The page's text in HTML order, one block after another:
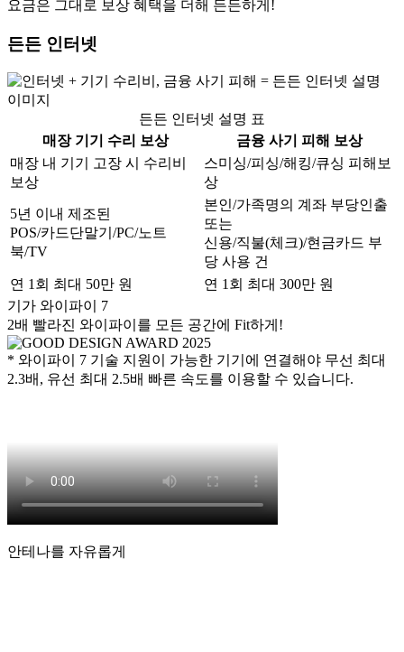
요금은 그대로 보상 혜택을 더해 든든하게!
든든 인터넷
든든 인터넷 설명 표
매장 기기 수리 보상
금융 사기 피해 보상
매장 내 기기 고장 시 수리비
보상
스미싱/피싱/해킹/큐싱 피해보
상
5년 이내 제조된
POS/카드단말기/PC/노트
북/TV
본인/가족명의 계좌 부당인출
또는
신용/직불(체크)/현금카드 부
당 사용 건
연 1회 최대 50만 원
연 1회 최대 300만 원
기가 와이파이 7
2배 빨라진 와이파이를 모든 공간에 Fit하게!
* 와이파이 7 기술 지원이 가능한 기기에 연결해야 무선 최대
2.3배, 유선 최대 2.5배 빠른 속도를 이용할 수 있습니다.
안테나를 자유롭게